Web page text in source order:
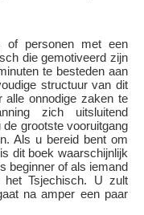
of personen met een
die gemotiveerd zijn
te besteden aan
structuur van dit
alle onnodige zaken te
zich uitsluitend
grootste vooruitgang
Als u bereid bent om
dit boek waarschijnlijk
beginner of als iemand
het Tsjechisch. U zult
na amper een paar